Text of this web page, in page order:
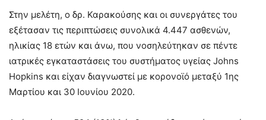
Στην μελέτη, ο δρ. Καρακούσης και οι συνεργάτες του
εξέτασαν τις περιπτώσεις συνολικά 4.447 ασθενών,
ηλικίας 18 ετών και άνω, που νοσηλεύτηκαν σε πέντε
ιατρικές εγκαταστάσεις του συστήματος υγείας Johns
Hopkins και είχαν διαγνωστεί με κορονοϊό μεταξύ 1ης
Μαρτίου και 30 Ιουνίου 2020.